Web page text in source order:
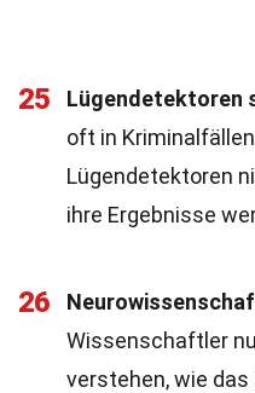
25 Lügendetektoren
oft in
Lügendetektoren
ihre Ergebnisse
26
Wissenschaftler
verstehen, wie das